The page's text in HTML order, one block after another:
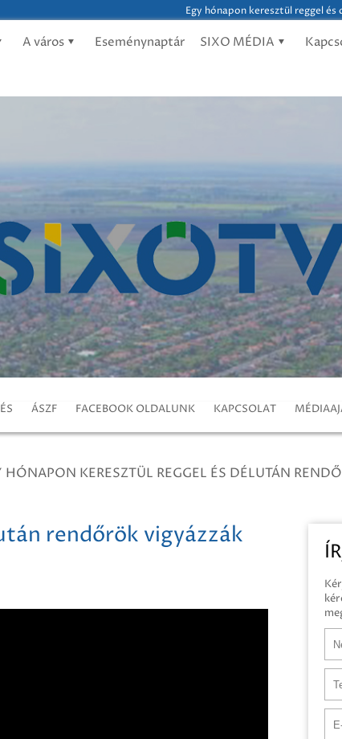
Egy hónapon keresztül reggel
A város Eseménynaptár SIXO MÉDIA
ÁSZF FACEBOOK OLDALUNK KAPCSOLAT
HÓNAPON KERESZTÜL REGGEL ÉS DÉLUTÁN
rendőrök vigyázzák